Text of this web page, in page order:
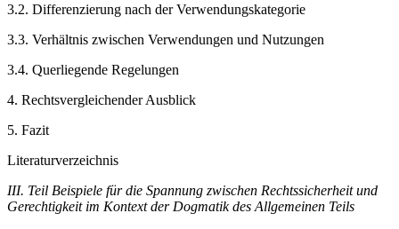
3.2. Differenzierung nach der Verwendungskategorie
3.3. Verhältnis zwischen Verwendungen und Nutzungen
3.4. Querliegende Regelungen
4. Rechtsvergleichender Ausblick
5. Fazit
Literaturverzeichnis
III. Teil Beispiele für die Spannung zwischen Rechtssicherheit und
Gerechtigkeit im Kontext der Dogmatik des Allgemeinen Teils